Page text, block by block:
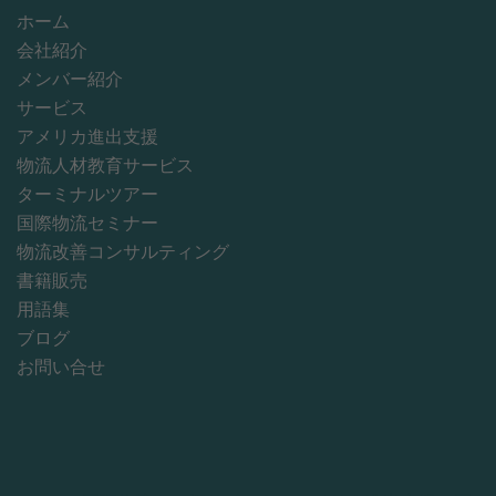
ホーム
会社紹介
メンバー紹介
サービス
アメリカ進出支援
物流人材教育サービス
ターミナルツアー
国際物流セミナー
物流改善コンサルティング
書籍販売
用語集
ブログ
お問い合せ